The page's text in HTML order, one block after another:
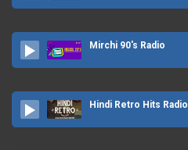
Mirchi 90's Radio
Hindi Retro Hits Radio